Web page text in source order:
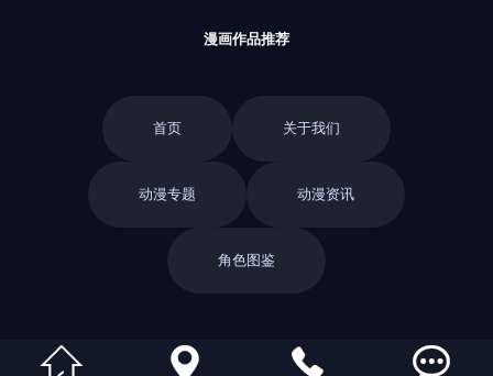
返回栏目
漫画作品推荐
首页 关于我们
动漫专题 动漫资讯
角色图鉴
   